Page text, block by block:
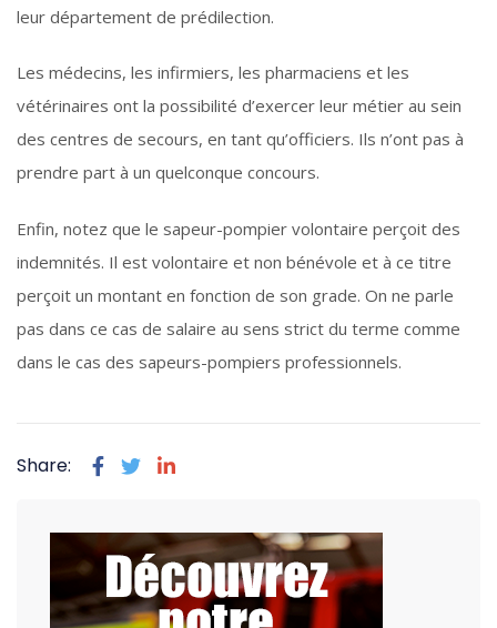
leur département de prédilection.
Les médecins, les infirmiers, les pharmaciens et les
vétérinaires ont la possibilité d’exercer leur métier au sein
des centres de secours, en tant qu’officiers. Ils n’ont pas à
prendre part à un quelconque concours.
Enfin, notez que le sapeur-pompier volontaire perçoit des
indemnités. Il est volontaire et non bénévole et à ce titre
perçoit un montant en fonction de son grade. On ne parle
pas dans ce cas de salaire au sens strict du terme comme
dans le cas des sapeurs-pompiers professionnels.
Share: